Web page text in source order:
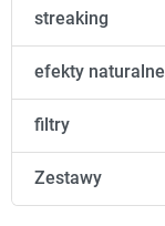
streaking
efekty naturalne
filtry
Zestawy